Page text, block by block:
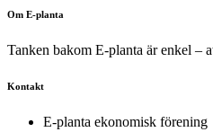
Om E-planta
Tanken bakom E-planta är enkel –
Kontakt
E-planta ekonomisk förening